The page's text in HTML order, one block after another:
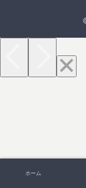
ホーム